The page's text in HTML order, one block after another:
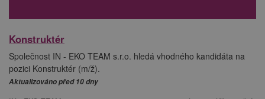
Konstruktér
Společnost IN - EKO TEAM s.r.o. hledá vhodného kandidáta na
pozici Konstruktér (m/ž).
Aktualizováno před 10 dny